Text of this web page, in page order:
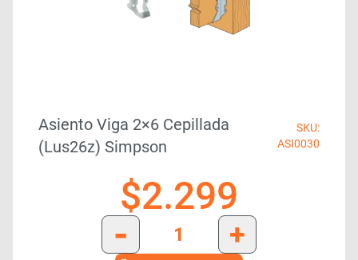
Asiento Viga 2×6 Cepillada
(lus26z) Simpson
SKU:
ASI0030
$2.299
-
+